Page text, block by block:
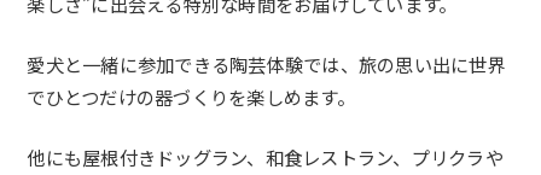
愛犬と一緒に参加できる陶芸体験では、旅の思い出に世界
でひとつだけの器づくりを楽しめます。
他にも屋根付きドッグラン、和食レストラン、プリクラや